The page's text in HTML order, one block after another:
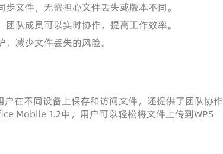
文件，无需担心文件丢失或版本不同。
队成员可以实时协作，提高工作效率。
减少文件丢失的风险。
户在不同设备上保存和访问文件，还提供了团队协作
Mobile 1.2中，用户可以轻松将文件上传到WPS